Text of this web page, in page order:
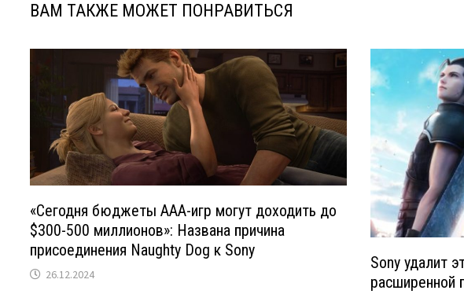
ВАМ ТАКЖЕ МОЖЕТ ПОНРАВИТЬСЯ
«Сегодня бюджеты ААА-игр могут доходить до
$300-500 миллионов»: Названа причина
присоединения Naughty Dog к Sony
26.12.2024
Sony удалит
расширенной